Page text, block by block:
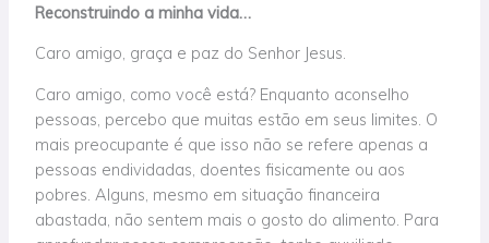
Reconstruindo a minha vida…
Caro amigo, graça e paz do Senhor Jesus.
Caro amigo, como você está? Enquanto aconselho
pessoas, percebo que muitas estão em seus limites. O
mais preocupante é que isso não se refere apenas a
pessoas endividadas, doentes fisicamente ou aos
pobres. Alguns, mesmo em situação financeira
abastada, não sentem mais o gosto do alimento. Para